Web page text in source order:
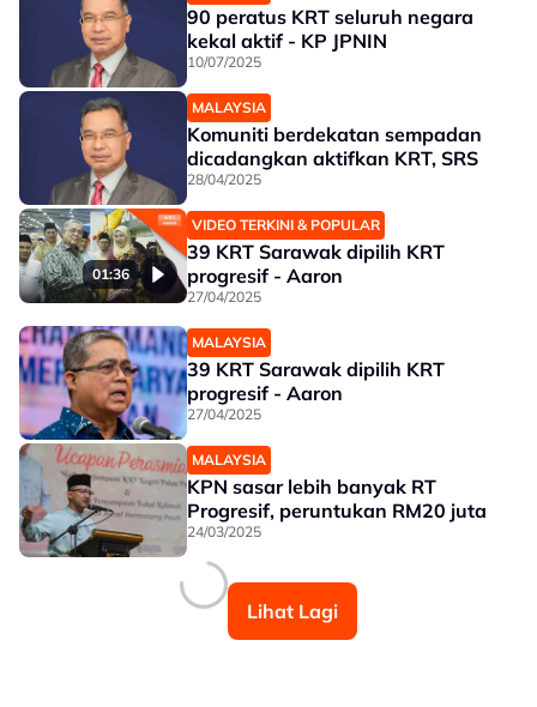
90 peratus KRT seluruh negara
kekal aktif - KP JPNIN
10/07/2025
MALAYSIA
Komuniti berdekatan sempadan
dicadangkan aktifkan KRT, SRS
28/04/2025
01:36
VIDEO TERKINI & POPULAR
39 KRT Sarawak dipilih KRT
progresif - Aaron
27/04/2025
MALAYSIA
39 KRT Sarawak dipilih KRT
progresif - Aaron
27/04/2025
MALAYSIA
KPN sasar lebih banyak RT
Progresif, peruntukan RM20 juta
24/03/2025
Lihat Lagi